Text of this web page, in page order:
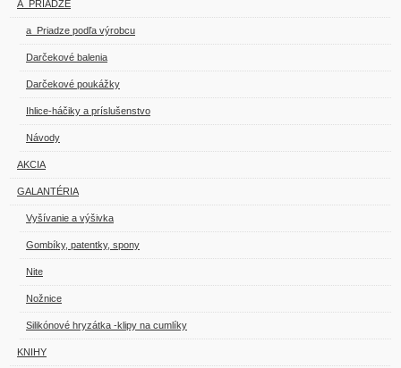
A_PRIADZE
a_Priadze podľa výrobcu
Darčekové balenia
Darčekové poukážky
Ihlice-háčiky a príslušenstvo
Návody
AKCIA
GALANTÉRIA
Vyšívanie a výšivka
Gombíky, patentky, spony
Nite
Nožnice
Silikónové hryzátka -klipy na cumlíky
KNIHY